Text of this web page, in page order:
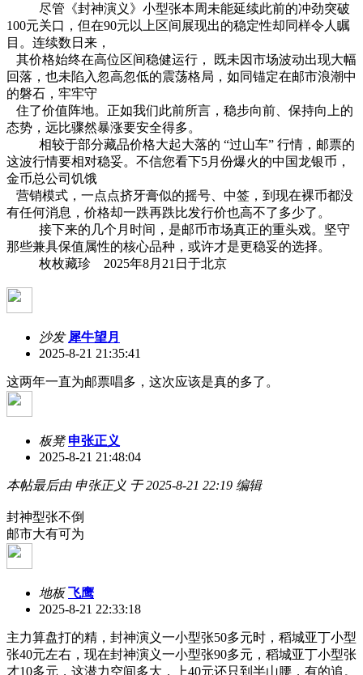
尽管《封神演义》小型张本周未能延续此前的冲劲突破
100元关口，但在90元以上区间展现出的稳定性却同样令人瞩
目。连续数日来，
其价格始终在高位区间稳健运行， 既未因市场波动出现大幅
回落，也未陷入忽高忽低的震荡格局，如同锚定在邮市浪潮中
的磐石，牢牢守
住了价值阵地。正如我们此前所言，稳步向前、保持向上的
态势，远比骤然暴涨要安全得多。
相较于部分藏品价格大起大落的 “过山车” 行情，邮票的
这波行情要相对稳妥。不信您看下5月份爆火的中国龙银币，
金币总公司饥饿
营销模式，一点点挤牙膏似的摇号、中签，到现在裸币都没
有任何消息，价格却一跌再跌比发行价也高不了多少了。
接下来的几个月时间，是邮币市场真正的重头戏。坚守
那些兼具保值属性的核心品种，或许才是更稳妥的选择。
枚枚藏珍 2025年8月21日于北京
沙发 犀牛望月
2025-8-21 21:35:41
这两年一直为邮票唱多，这次应该是真的多了。
板凳 申张正义
2025-8-21 21:48:04
本帖最后由 申张正义 于 2025-8-21 22:19 编辑
封神型张不倒
邮市大有可为
地板 飞鹰
2025-8-21 22:33:18
主力算盘打的精，封神演义一小型张50多元时，稻城亚丁小型
张40元左右，现在封神演义一小型张90多元，稻城亚丁小型张
才10多元，这潜力空间多大，上40元还只到半山腰，有的追。